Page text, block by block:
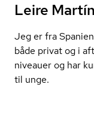
Leire
Jeg er fra
både privat og i
niveauer og har
til unge.